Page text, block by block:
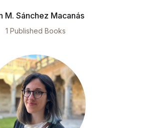
M. Sánchez Macanás
1 Published Books